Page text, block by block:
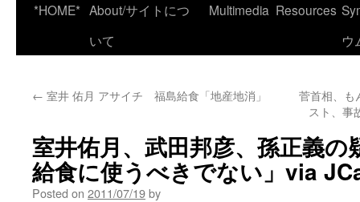
*HOME* About/サイトにつ
いて
Multimedia Resources
ウ
← 室井 佑月 アサイチ 福島給食「地産地消」
菅首相、も
スト、事
室井佑月、武田邦彦、孫正義の
給食に使うべきでない」via
Posted on 2011/07/19by